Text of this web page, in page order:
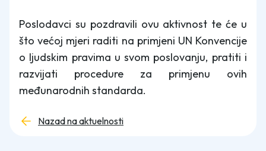
Poslodavci su pozdravili ovu aktivnost te će u
što većoj mjeri raditi na primjeni UN Konvencije
o ljudskim pravima u svom poslovanju, pratiti i
razvijati procedure za primjenu ovih
međunarodnih standarda.
Nazad na aktuelnosti